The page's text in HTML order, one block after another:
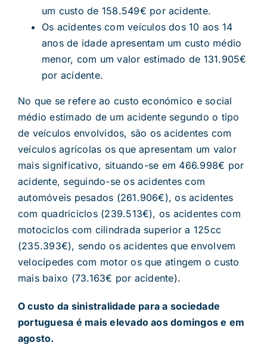
um custo de 158.549€ por acidente.
Os acidentes com veículos dos 10 aos 14
anos de idade apresentam um custo médio
menor, com um valor estimado de 131.905€
por acidente.
No que se refere ao custo económico e social
médio estimado de um acidente segundo o tipo
de veículos envolvidos, são os acidentes com
veículos agrícolas os que apresentam um valor
mais significativo, situando-se em 466.998€ por
acidente, seguindo-se os acidentes com
automóveis pesados (261.906€), os acidentes
com quadriciclos (239.513€), os acidentes com
motociclos com cilindrada superior a 125cc
(235.393€), sendo os acidentes que envolvem
velocípedes com motor os que atingem o custo
mais baixo (73.163€ por acidente).
O custo da sinistralidade para a sociedade
portuguesa é mais elevado aos domingos e em
agosto.